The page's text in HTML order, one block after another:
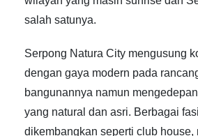
salah satunya.
Serpong Natura City mengusung
dengan gaya modern pada
bangunannya namun
yang natural dan asri. Berbagai
dikembangkan seperti club house,